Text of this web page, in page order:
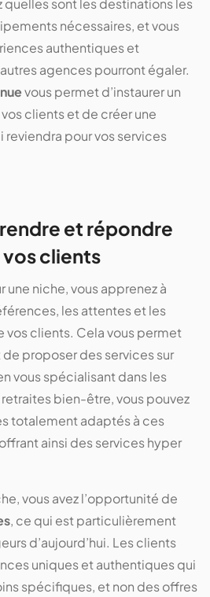
quelles sont les destinations les
nécessaires, et vous
authentiques et
agences pourront égaler.
vous permet d’instaurer un
clients et de créer une
pour vos services
et répondre
vos clients
une niche, vous apprenez à
les attentes et les
clients. Cela vous permet
proposer des services sur
vous spécialisant dans les
bien-être, vous pouvez
totalement adaptés à ces
ainsi des services hyper
vous avez l’opportunité de
, ce qui est particulièrement
d’aujourd’hui. Les clients
uniques et authentiques qui
spécifiques, et non des offres